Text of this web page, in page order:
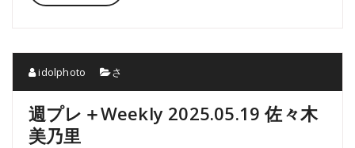
idolphoto さ
週プレ＋Weekly 2025.05.19 佐々木
美乃里